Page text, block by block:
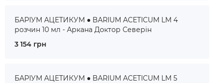
БАРІУМ АЦЕТИКУМ ● BARIUM ACETICUM LM 4
розчин 10 мл - Аркана Доктор Северін
3 154 грн
БАРІУМ АЦЕТИКУМ ● BARIUM ACETICUM LM 5